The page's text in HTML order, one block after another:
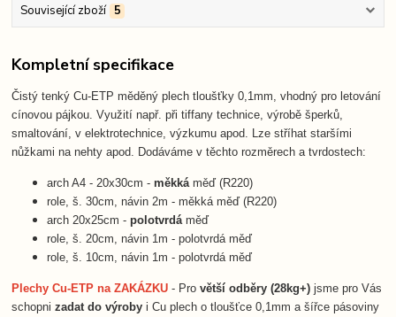
Související zboží 5
Kompletní specifikace
Čistý tenký Cu-ETP měděný plech tloušťky 0,1mm, vhodný pro letování
cínovou pájkou. Využití např. při tiffany technice, výrobě šperků,
smaltování, v elektrotechnice, výzkumu apod. Lze stříhat staršími
nůžkami na nehty apod. Dodáváme v těchto rozměrech a tvrdostech:
arch A4 - 20x30cm -měkkáměď (R220)
role, š. 30cm, návin 2m - měkká měď (R220)
arch 20x25cm -polotvrdáměď
role, š. 20cm, návin 1m - polotvrdá měď
role, š. 10cm, návin 1m - polotvrdá měď
Plechy Cu-ETP na ZAKÁZKU - Provětší odběry (28kg+) jsme pro Vás
schopnizadat do výroby i Cu plech o tloušťce 0,1mm a šířce pásoviny